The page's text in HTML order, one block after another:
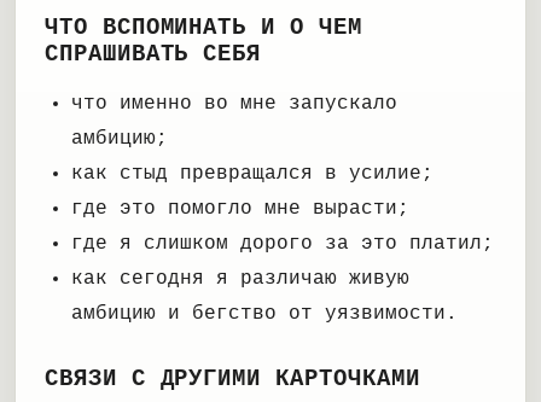
ЧТО ВСПОМИНАТЬ И О ЧЕМ
СПРАШИВАТЬ СЕБЯ
что именно во мне запускало
амбицию;
как стыд превращался в усилие;
где это помогло мне вырасти;
где я слишком дорого за это платил;
как сегодня я различаю живую
амбицию и бегство от уязвимости.
СВЯЗИ С ДРУГИМИ КАРТОЧКАМИ